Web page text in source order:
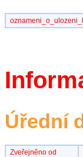
Úřední
Zveřejněno od